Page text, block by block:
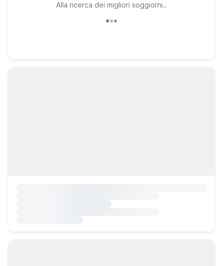
Alla ricerca dei migliori soggiorni..